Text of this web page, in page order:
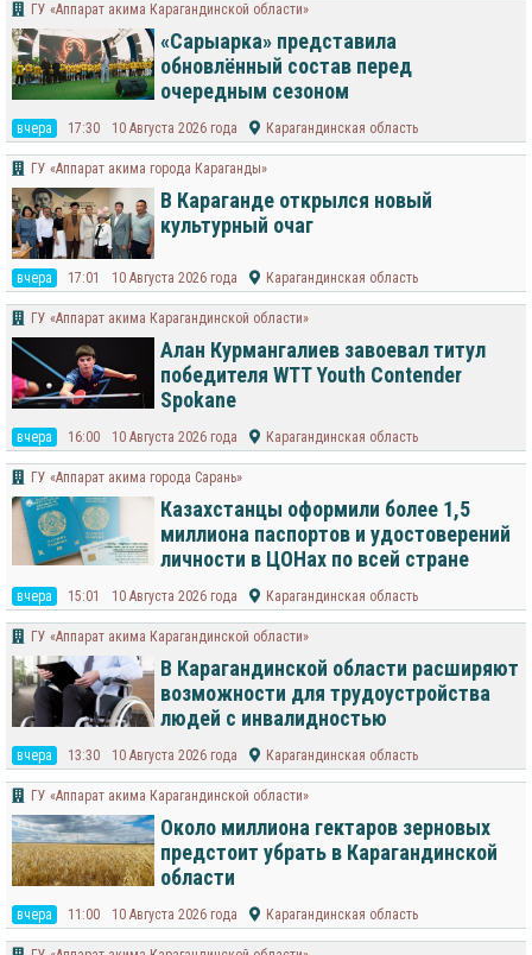
ГУ «Аппарат акима Карагандинской области»
«Сарыарка» представила
обновлённый состав перед
очередным сезоном
вчера 17:30 10 Августа 2026 года Карагандинская область
ГУ «Аппарат акима города Караганды»
В Караганде открылся новый
культурный очаг
вчера 17:01 10 Августа 2026 года Карагандинская область
ГУ «Аппарат акима Карагандинской области»
Алан Курмангалиев завоевал титул
победителя WTT Youth Contender
Spokane
вчера 16:00 10 Августа 2026 года Карагандинская область
ГУ «Аппарат акима города Сарань»
Казахстанцы оформили более 1,5
миллиона паспортов и удостоверений
личности в ЦОНах по всей стране
вчера 15:01 10 Августа 2026 года Карагандинская область
ГУ «Аппарат акима Карагандинской области»
В Карагандинской области расширяют
возможности для трудоустройства
людей с инвалидностью
вчера 13:30 10 Августа 2026 года Карагандинская область
ГУ «Аппарат акима Карагандинской области»
Около миллиона гектаров зерновых
предстоит убрать в Карагандинской
области
вчера 11:00 10 Августа 2026 года Карагандинская область